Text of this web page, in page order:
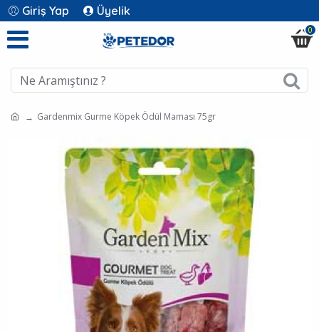
Giriş Yap Üyelik
0
Gardenmix Gurme Köpek Ödül Maması 75gr